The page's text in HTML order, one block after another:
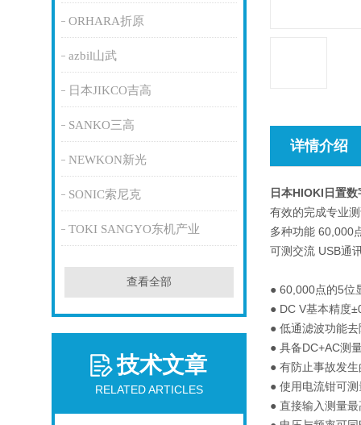
ORHARA折原
azbil山武
日本JIKCO吉高
SANKO三高
NEWKON新光
SONIC索尼克
TOKI SANGYO东机产业
查看全部
技术文章
RELATED ARTICLES
详情介绍
日本HIOKI日置
有效的完成专业
多种功能 60,000
可测交流 USB通
● 60,000点的5位
● DC V基本精度
● 低通滤波功能
● 具备DC+AC测
● 有防止事故发
● 使用电流钳可
● 直接输入测量